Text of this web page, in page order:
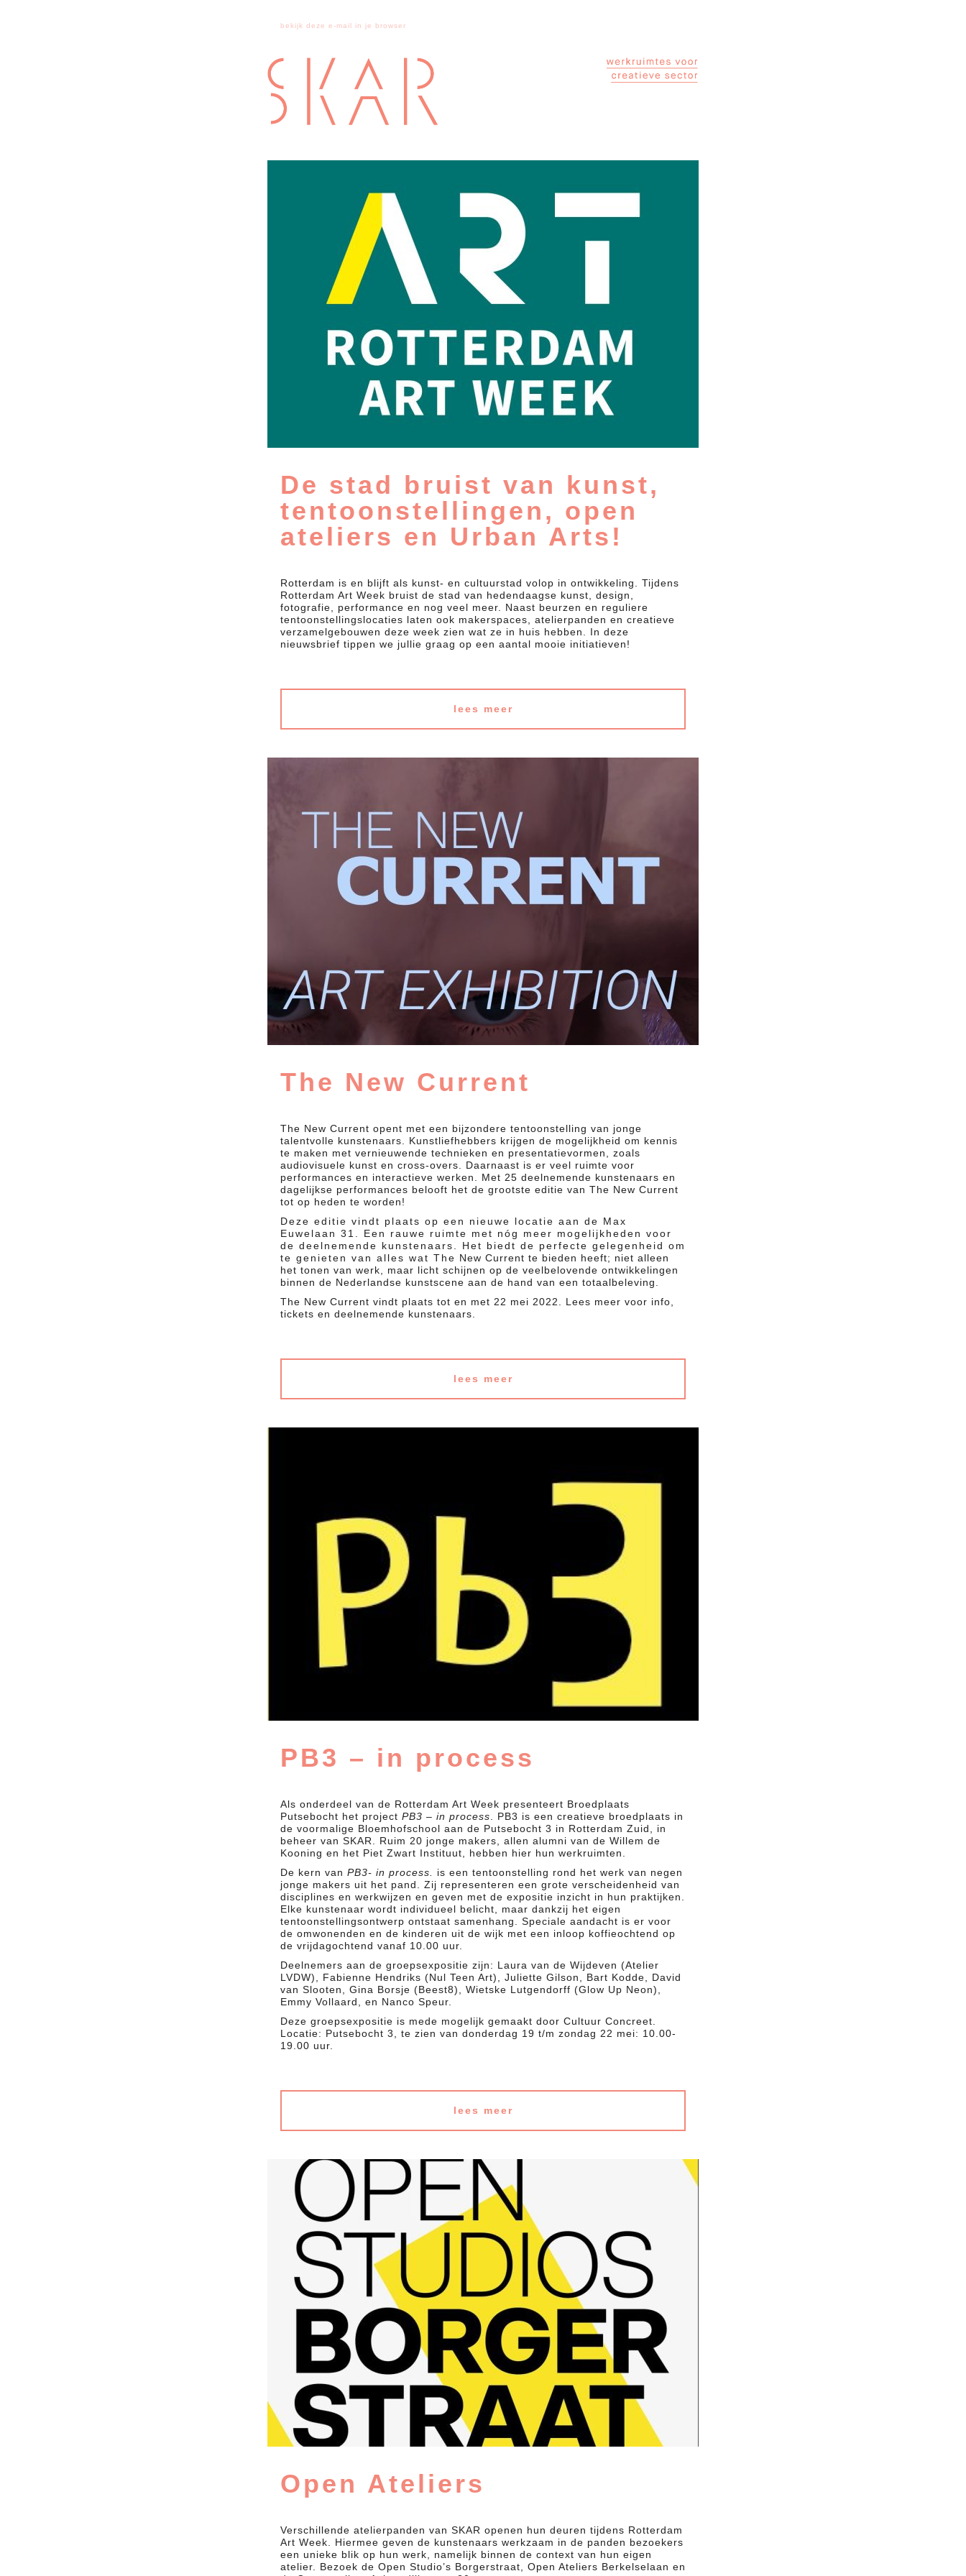
bekijk deze e-mail in je browser
De stad bruist van kunst,
tentoonstellingen, open
ateliers en Urban Arts!
Rotterdam is en blijft als kunst- en cultuurstad volop in ontwikkeling. Tijdens
Rotterdam Art Week bruist de stad van hedendaagse kunst, design,
fotografie, performance en nog veel meer. Naast beurzen en reguliere
tentoonstellingslocaties laten ook makerspaces, atelierpanden en creatieve
verzamelgebouwen deze week zien wat ze in huis hebben. In deze
nieuwsbrief tippen we jullie graag op een aantal mooie initiatieven!
lees meer
The New Current
The New Current opent met een bijzondere tentoonstelling van jonge
talentvolle kunstenaars. Kunstliefhebbers krijgen de mogelijkheid om kennis
te maken met vernieuwende technieken en presentatievormen, zoals
audiovisuele kunst en cross-overs. Daarnaast is er veel ruimte voor
performances en interactieve werken. Met 25 deelnemende kunstenaars en
dagelijkse performances belooft het de grootste editie van The New Current
tot op heden te worden!
Deze editie vindt plaats op een nieuwe locatie aan de Max
Euwelaan 31. Een rauwe ruimte met nóg meer mogelijkheden voor
de deelnemende kunstenaars. Het biedt de perfecte gelegenheid om
te genieten van alles wat The New Current te bieden heeft; niet alleen
het tonen van werk, maar licht schijnen op de veelbelovende ontwikkelingen
binnen de Nederlandse kunstscene aan de hand van een totaalbeleving.
The New Current vindt plaats tot en met 22 mei 2022. Lees meer voor info,
tickets en deelnemende kunstenaars.
lees meer
PB3 – in process
Als onderdeel van de Rotterdam Art Week presenteert Broedplaats
Putsebocht het project PB3 – in process . PB3 is een creatieve broedplaats in
de voormalige Bloemhofschool aan de Putsebocht 3 in Rotterdam Zuid, in
beheer van SKAR. Ruim 20 jonge makers, allen alumni van de Willem de
Kooning en het Piet Zwart Instituut, hebben hier hun werkruimten.
De kern van PB3- in process.
is een tentoonstelling rond het werk van negen
jonge makers uit het pand. Zij representeren een grote verscheidenheid van
disciplines en werkwijzen en geven met de expositie inzicht in hun praktijken.
Elke kunstenaar wordt individueel belicht, maar dankzij het eigen
tentoonstellingsontwerp ontstaat samenhang. Speciale aandacht is er voor
de omwonenden en de kinderen uit de wijk met een inloop koffieochtend op
de vrijdagochtend vanaf 10.00 uur.
Deelnemers aan de groepsexpositie zijn: Laura van de Wijdeven (Atelier
LVDW), Fabienne Hendriks (Nul Teen Art), Juliette Gilson, Bart Kodde, David
van Slooten, Gina Borsje (Beest8), Wietske Lutgendorff (Glow Up Neon),
Emmy Vollaard, en Nanco Speur.
Deze groepsexpositie is mede mogelijk gemaakt door Cultuur Concreet.
Locatie: Putsebocht 3, te zien van donderdag 19 t/m zondag 22 mei: 10.00-
19.00 uur.
lees meer
Open Ateliers
Verschillende atelierpanden van SKAR openen hun deuren tijdens Rotterdam
Art Week. Hiermee geven de kunstenaars werkzaam in de panden bezoekers
een unieke blik op hun werk, namelijk binnen de context van hun eigen
atelier. Bezoek de Open Studio’s Borgerstraat, Open Ateliers Berkelselaan en